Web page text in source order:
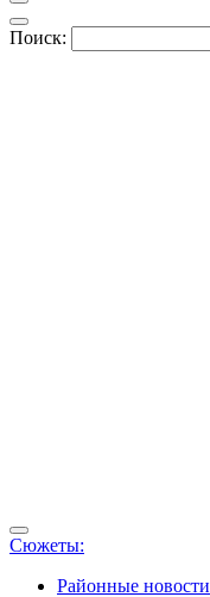
Поиск:
Сюжеты:
Районные новости